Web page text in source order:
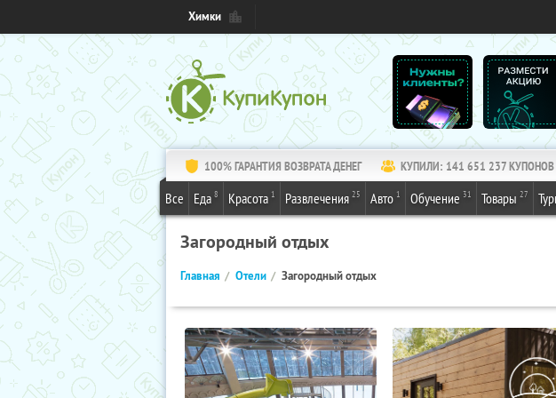
Химки
100% ГАРАНТИЯ ВОЗВРАТА ДЕНЕГ КУПИЛИ: 141 651 239КУПОНОВ
Все Еда 8 Красота 1 Развлечения 25 Авто 1 Обучение 31 Товары 27
Загородный отдых
Главная Отели Загородный отдых